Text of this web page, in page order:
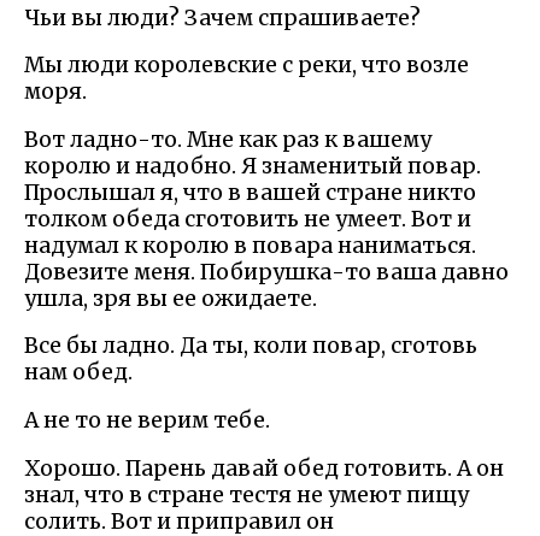
Чьи вы люди? Зачем спрашиваете?
Мы люди королевские с реки, что возле
моря.
Вот ладно-то. Мне как раз к вашему
королю и надобно. Я знаменитый повар.
Прослышал я, что в вашей стране никто
толком обеда сготовить не умеет. Вот и
надумал к королю в повара наниматься.
Довезите меня. Побирушка-то ваша давно
ушла, зря вы ее ожидаете.
Все бы ладно. Да ты, коли повар, сготовь
нам обед.
А не то не верим тебе.
Хорошо. Парень давай обед готовить. А он
знал, что в стране тестя не умеют пищу
солить. Вот и приправил он